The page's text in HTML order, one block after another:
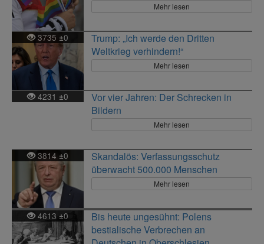
Mehr lesen
3735 ±0
Trump: „Ich werde den Dritten
Weltkrieg verhindern!“
Mehr lesen
4231 ±0
Vor vier Jahren: Der Schrecken in
Bildern
Mehr lesen
3814±0
Skandalös: Verfassungsschutz
überwacht 500.000 Menschen
Mehr lesen
4613 ±0
Bis heute ungesühnt: Polens
bestialische Verbrechen an